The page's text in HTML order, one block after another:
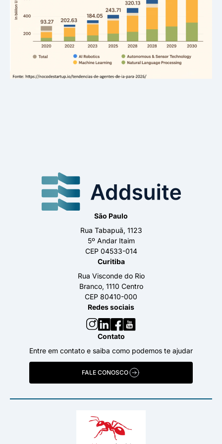
São Paulo
Rua Tabapuã, 1123
5º Andar Itaim
CEP 04533-014
Curitiba
Rua Visconde do Rio
Branco, 1110 Centro
CEP 80410-000
Redes sociais
Contato
Entre em contato e saiba como podemos te ajudar
FALE CONOSCO